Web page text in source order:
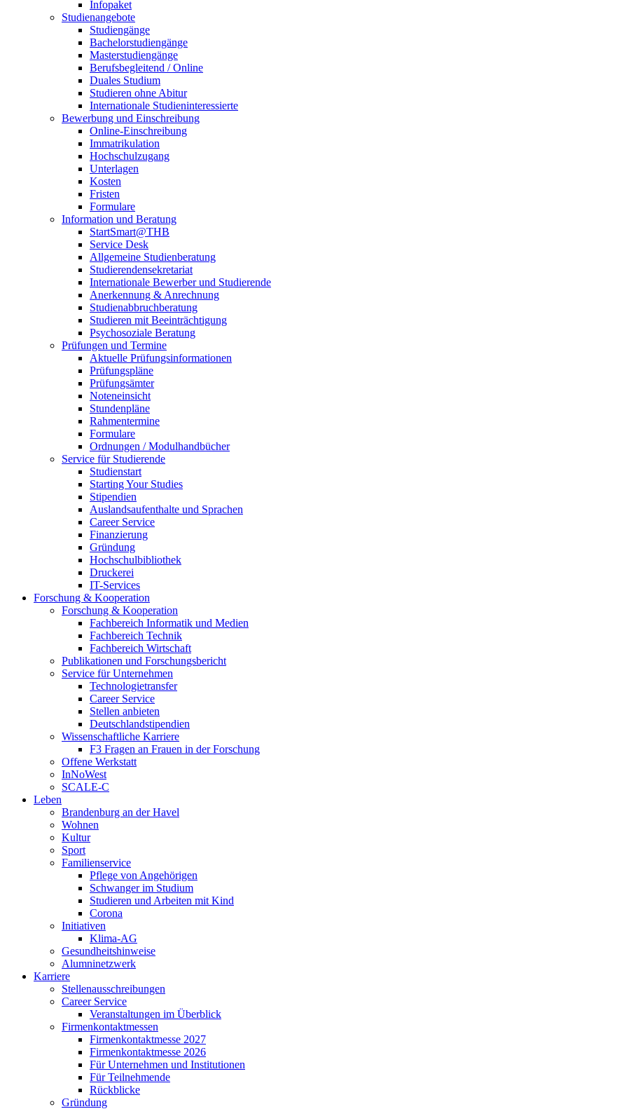
Infopaket
Studienangebote
Studiengänge
Bachelorstudiengänge
Masterstudiengänge
Berufsbegleitend / Online
Duales Studium
Studieren ohne Abitur
Internationale Studieninteressierte
Bewerbung und Einschreibung
Online-Einschreibung
Immatrikulation
Hochschulzugang
Unterlagen
Kosten
Fristen
Formulare
Information und Beratung
StartSmart@THB
Service Desk
Allgemeine Studienberatung
Studierendensekretariat
Internationale Bewerber und Studierende
Anerkennung & Anrechnung
Studienabbruchberatung
Studieren mit Beeinträchtigung
Psychosoziale Beratung
Prüfungen und Termine
Aktuelle Prüfungsinformationen
Prüfungspläne
Prüfungsämter
Noteneinsicht
Stundenpläne
Rahmentermine
Formulare
Ordnungen / Modulhandbücher
Service für Studierende
Studienstart
Starting Your Studies
Stipendien
Auslandsaufenthalte und Sprachen
Career Service
Finanzierung
Gründung
Hochschulbibliothek
Druckerei
IT-Services
Forschung & Kooperation
Forschung & Kooperation
Fachbereich Informatik und Medien
Fachbereich Technik
Fachbereich Wirtschaft
Publikationen und Forschungsbericht
Service für Unternehmen
Technologietransfer
Career Service
Stellen anbieten
Deutschlandstipendien
Wissenschaftliche Karriere
F3 Fragen an Frauen in der Forschung
Offene Werkstatt
InNoWest
SCALE-C
Leben
Brandenburg an der Havel
Wohnen
Kultur
Sport
Familienservice
Pflege von Angehörigen
Schwanger im Studium
Studieren und Arbeiten mit Kind
Corona
Initiativen
Klima-AG
Gesundheitshinweise
Alumninetzwerk
Karriere
Stellenausschreibungen
Career Service
Veranstaltungen im Überblick
Firmenkontaktmessen
Firmenkontaktmesse 2027
Firmenkontaktmesse 2026
Für Unternehmen und Institutionen
Für Teilnehmende
Rückblicke
Gründung